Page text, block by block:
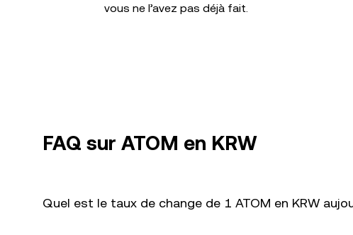
vous ne l’avez pas déjà fait.
FAQ sur ATOM en KRW
Quel est le taux de change de 1 ATOM en KRW